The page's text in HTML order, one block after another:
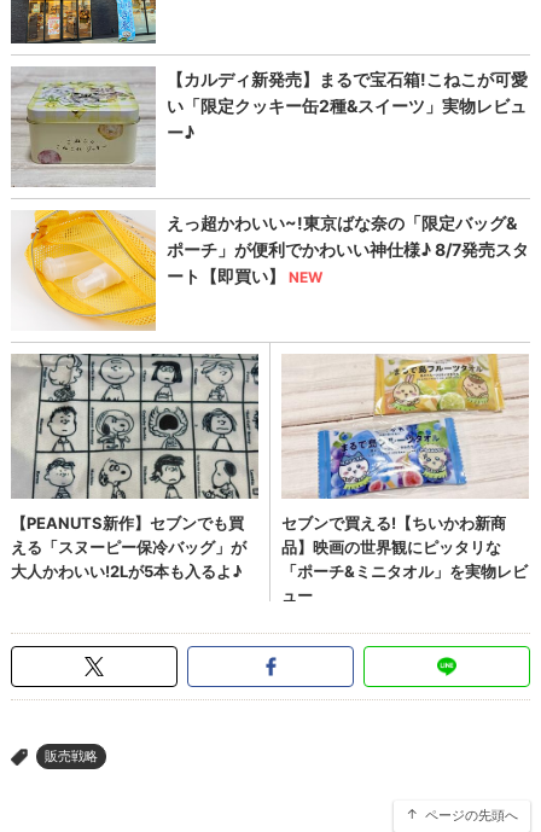
> 販売戦略
ページの先頭へ